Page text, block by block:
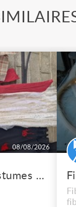
08/08/2026
Lot de 80 costumes de scène pro